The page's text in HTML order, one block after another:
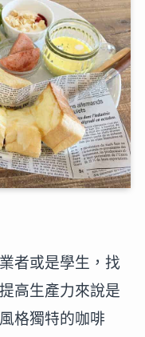
者或是學生，找
高生產力來說是
格獨特的咖啡